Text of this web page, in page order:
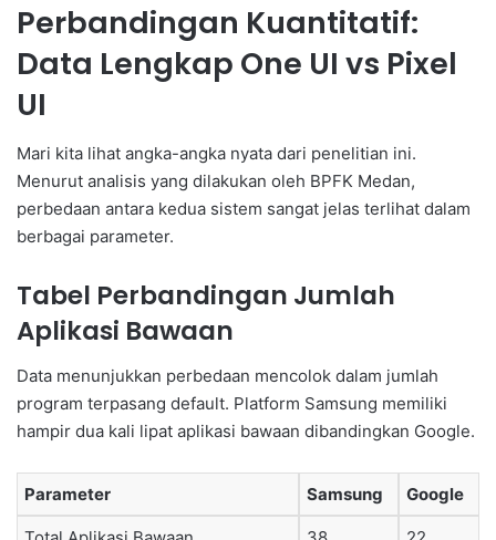
Perbandingan Kuantitatif:
Data Lengkap One UI vs Pixel
UI
Mari kita lihat angka-angka nyata dari penelitian ini.
Menurut analisis yang dilakukan oleh BPFK Medan,
perbedaan antara kedua sistem sangat jelas terlihat dalam
berbagai parameter.
Tabel Perbandingan Jumlah
Aplikasi Bawaan
Data menunjukkan perbedaan mencolok dalam jumlah
program terpasang default. Platform Samsung memiliki
hampir dua kali lipat aplikasi bawaan dibandingkan Google.
Parameter Samsung Google